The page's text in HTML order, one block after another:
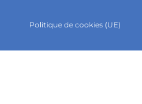
Politique de cookies (UE)